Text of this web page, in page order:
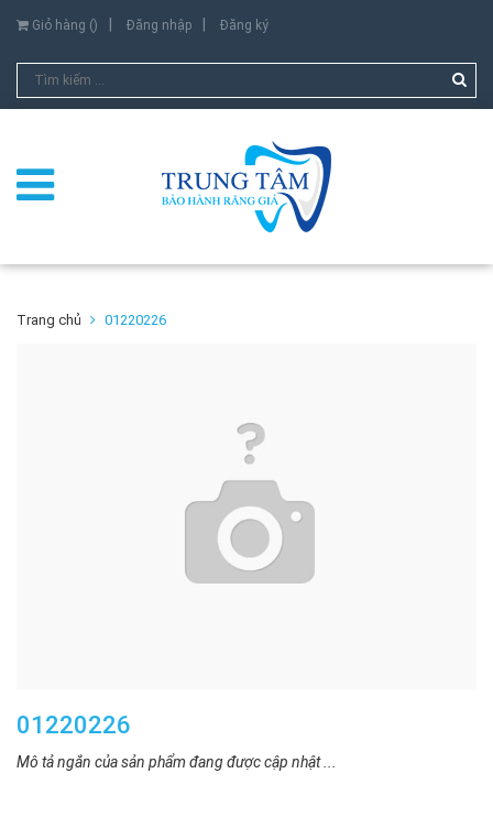
Giỏ hàng () Đăng nhập Đăng ký
Trang chủ 01220226
01220226
Mô tả ngắn của sản phẩm đang được cập nhật ...